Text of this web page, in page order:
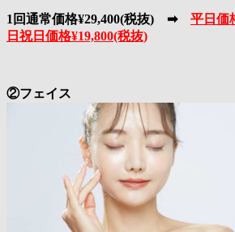
1回通常価格¥29,400(税抜) ➡ 平日価
日祝日価格¥19,800(税抜)
②フェイス